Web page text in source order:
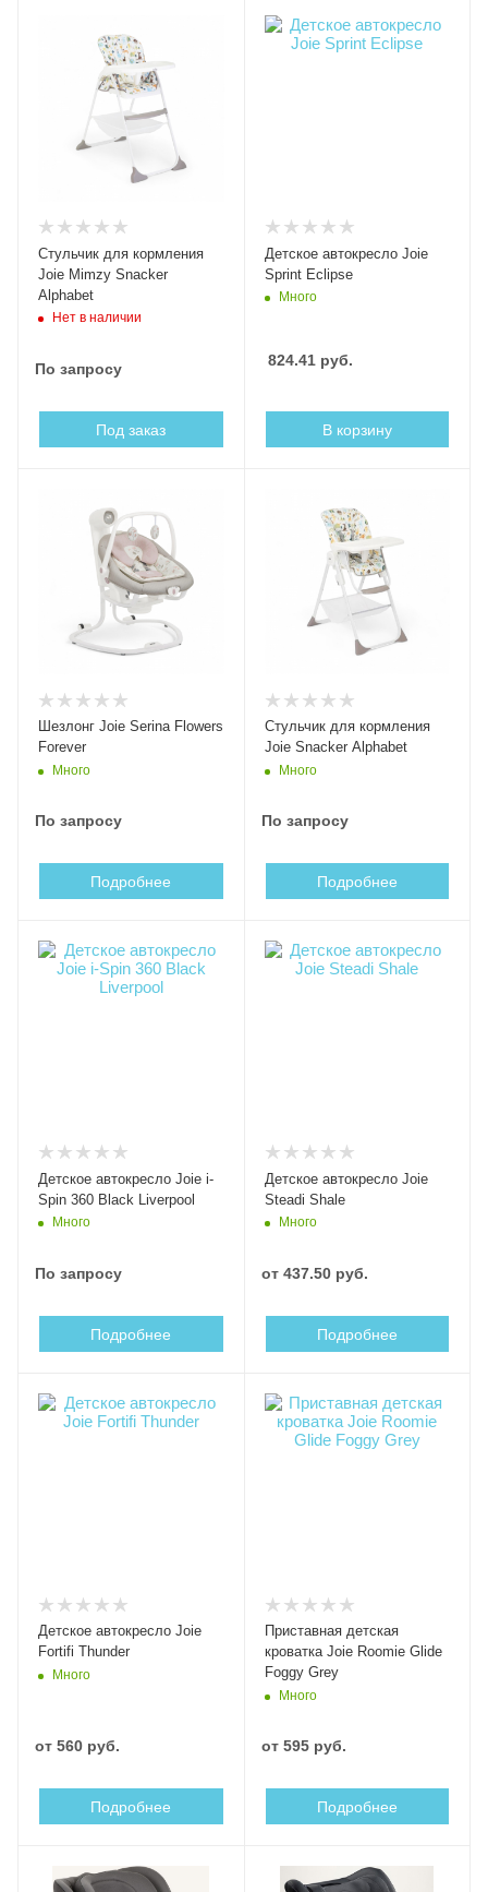
Стульчик для кормления
Joie Mimzy Snacker
Alphabet
Нет в наличии
По запросу
Под заказ
Детское автокресло Joie
Sprint Eclipse
Много
824.41руб.
В корзину
Шезлонг Joie Serina Flowers
Forever
Много
По запросу
Подробнее
Стульчик для кормления
Joie Snacker Alphabet
Много
По запросу
Подробнее
Детское автокресло Joie i-
Spin 360 Black Liverpool
Много
По запросу
Подробнее
Детское автокресло Joie
Steadi Shale
Много
от 437.50 руб.
Подробнее
Детское автокресло Joie
Fortifi Thunder
Много
от 560 руб.
Подробнее
Приставная детская
кроватка Joie Roomie Glide
Foggy Grey
Много
от 595 руб.
Подробнее